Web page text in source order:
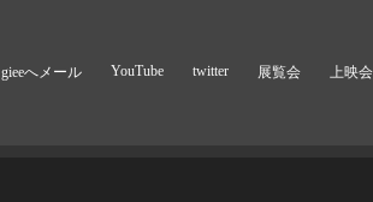
gieeへメール YouTube twitter 展覧会 上映